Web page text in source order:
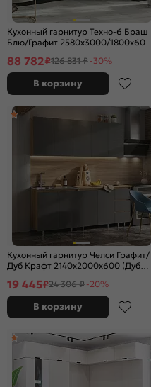
Кухонный гарнитур Техно-6 Браш
Блю/Графит 2580x3000/1800x600
88 782₽126 831 ₽ -30%
В корзину
Кухонный гарнитур Челси Графит/
Дуб Крафт 2140x2000x600 (Дуб
19 445₽24 306 ₽ -20%
В корзину